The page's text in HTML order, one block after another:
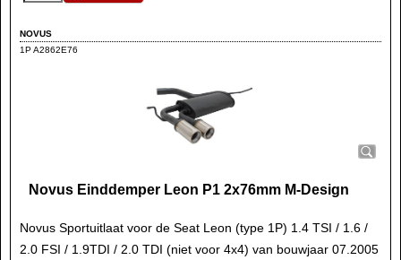
NOVUS
1P A2862E76
Novus Einddemper Leon P1 2x76mm M-Design
Novus Sportuitlaat voor de Seat Leon (type 1P) 1.4 TSI / 1.6 /
2.0 FSI / 1.9TDI / 2.0 TDI (niet voor 4x4) van bouwjaar 07.2005